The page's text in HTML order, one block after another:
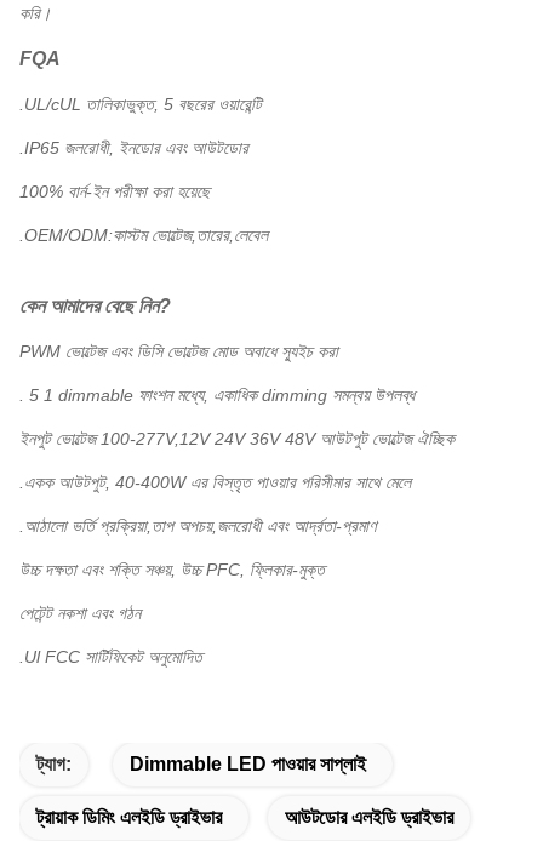
করি।
FQA
.UL/cUL তালিকাভুক্ত, 5 বছরের ওয়ারেন্টি
.IP65 জলরোধী, ইনডোর এবং আউটডোর
100% বার্ন-ইন পরীক্ষা করা হয়েছে
.OEM/ODM:কাস্টম ভোল্টেজ,তারের,লেবেল
কেন আমাদের বেছে নিন?
PWM ভোল্টেজ এবং ডিসি ভোল্টেজ মোড অবাধে স্যুইচ করা
. 5 1 dimmable ফাংশন মধ্যে, একাধিক dimming সমন্বয় উপলব্ধ
ইনপুট ভোল্টেজ 100-277V,12V 24V 36V 48V আউটপুট ভোল্টেজ ঐচ্ছিক
.একক আউটপুট, 40-400W এর বিস্তৃত পাওয়ার পরিসীমার সাথে মেলে
.আঠালো ভর্তি প্রক্রিয়া,তাপ অপচয়,জলরোধী এবং আর্দ্রতা-প্রমাণ
উচ্চ দক্ষতা এবং শক্তি সঞ্চয়, উচ্চ PFC, ফ্লিকার-মুক্ত
পেটেন্ট নকশা এবং গঠন
.Ul FCC সার্টিফিকেট অনুমোদিত
ট্যাগ: Dimmable LED পাওয়ার সাপ্লাই
ট্রায়াক ডিমিং এলইডি ড্রাইভার আউটডোর এলইডি ড্রাইভার